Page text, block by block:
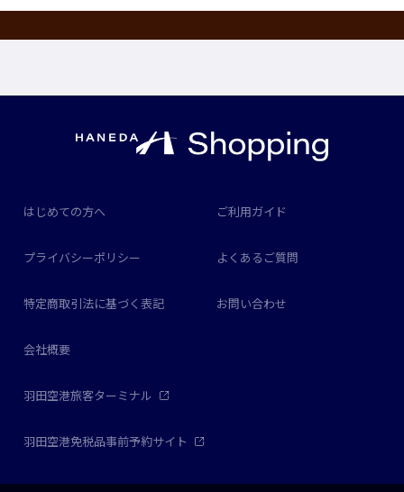
はじめての方へ ご利用ガイド
プライバシーポリシー よくあるご質問
特定商取引法に基づく表記 お問い合わせ
会社概要
羽田空港旅客ターミナル
羽田空港免税品事前予約サイト